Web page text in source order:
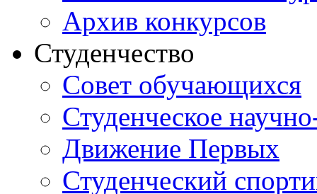
Архив конкурсов
Студенчество
Совет обучающихся
Студенческое
Движение Первых
Студенческий